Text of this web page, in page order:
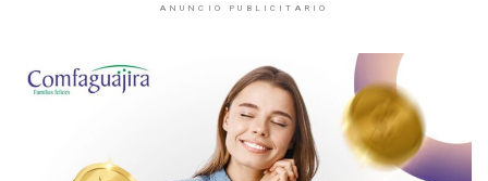
ANUNCIO PUBLICITARIO